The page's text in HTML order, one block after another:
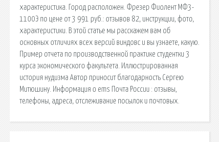
характеристика. Город расположен. Фрезер Фиолент МФ3-
1100Э по цене от 3 991 руб.: отзывов 82, инструкции, фото,
характеристики. В этой статье мы расскажем вам об
основных отличиях всех версий виндовс и вы узнаете, какую.
Пример отчета по производственной практике студентки 3
курса экономического факультета. Иллюстрированная
история нудизма Автор приносит благодарность Сергею
Митюшину. Информация о ems Почта России : отзывы,
телефоны, адреса, отслеживание посылок и почтовых.